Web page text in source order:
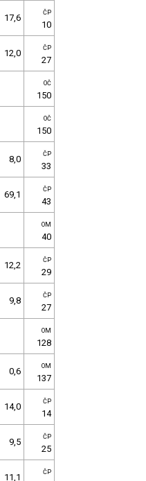
17,6 ČP
10
12,0 ČP
27
OČ
150
OČ
150
8,0 ČP
33
69,1 ČP
43
OM
40
12,2 ČP
29
9,8 ČP
27
OM
128
0,6 OM
137
14,0 ČP
14
9,5 ČP
25
11,1 ČP